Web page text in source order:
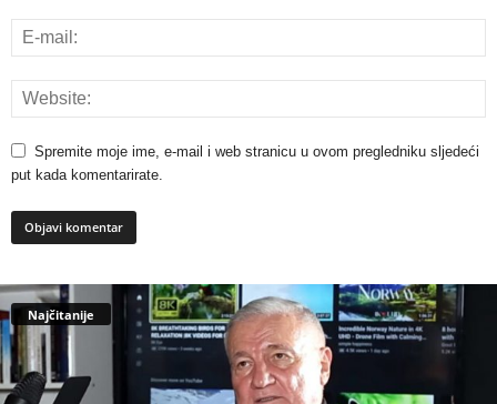
Spremite moje ime, e-mail i web stranicu u ovom pregledniku sljedeći
put kada komentarirate.
Najčitanije